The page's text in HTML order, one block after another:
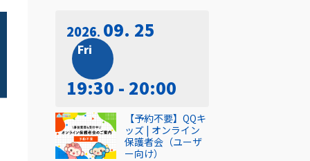
2026 09. 25
Fri
19:30 - 20:00
【予約不要】QQキ
ッズ | オンライン
保護者会（ユーザ
ー向け）